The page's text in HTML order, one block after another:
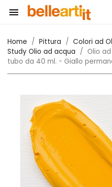

Home Pittura Colori ad
Study Olio ad acqua
Olio
tubo da 40 ml. - Giallo